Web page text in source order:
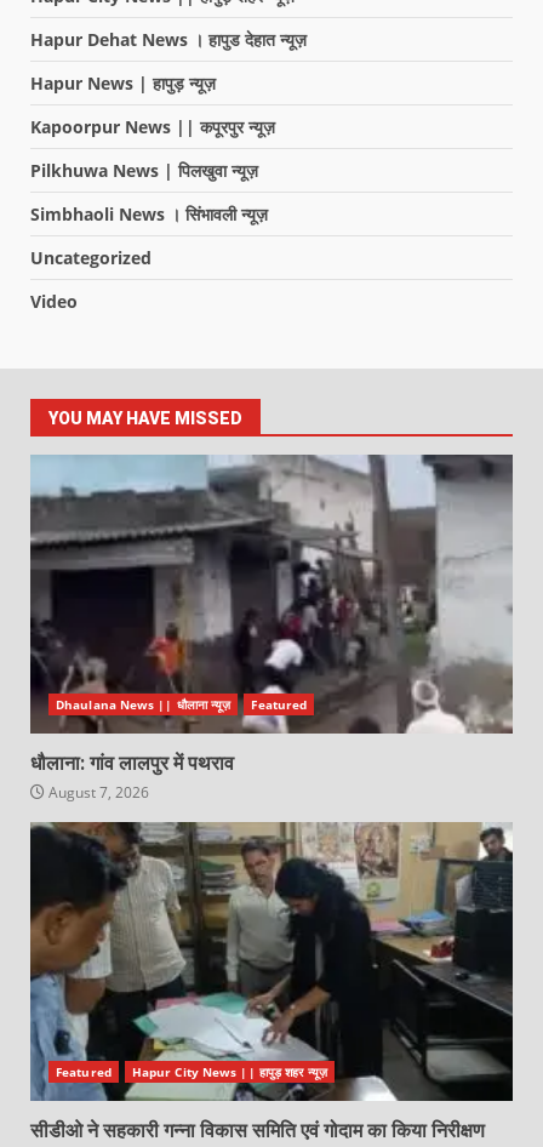
Hapur Dehat News । हापुड देहात न्यूज़
Hapur News | हापुड़ न्यूज़
Kapoorpur News || कपूरपुर न्यूज़
Pilkhuwa News | पिलखुवा न्यूज़
Simbhaoli News । सिंभावली न्यूज़
Uncategorized
Video
YOU MAY HAVE MISSED
Dhaulana News || धौलाना न्यूज़ Featured
धौलाना: गांव लालपुर में पथराव
August 7, 2026
Featured Hapur City News || हापुड़ शहर न्यूज़
सीडीओ ने सहकारी गन्ना विकास समिति एवं गोदाम का किया निरीक्षण